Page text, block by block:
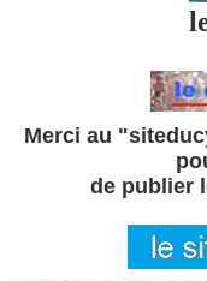
le
Merci au
de publier